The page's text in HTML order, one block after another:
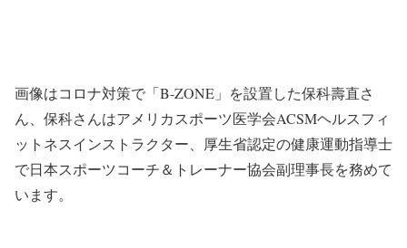
画像はコロナ対策で「B-ZONE」を設置した保科壽直さ
ん、保科さんはアメリカスポーツ医学会ACSMヘルスフィ
ットネスインストラクター、 厚生省認定の健康運動指導士
で日本スポーツコーチ＆トレーナー協会副理事長を務めて
います。